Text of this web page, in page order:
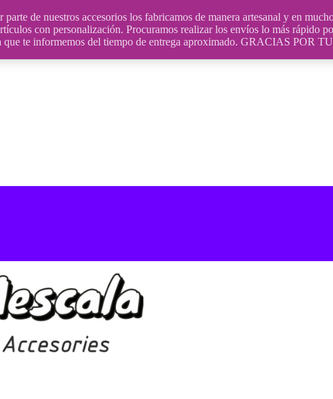
de nuestros accesorios los fabricamos de manera artesanal y en
con personalización. Procuramos realizar los envíos lo más rápido
que te informemos del tiempo de entrega aproximado. GRACIAS POR